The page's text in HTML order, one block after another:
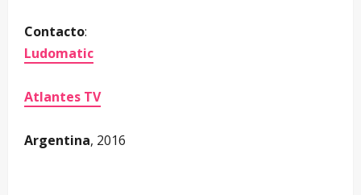
Contacto:
Ludomatic
Atlantes TV
Argentina, 2016